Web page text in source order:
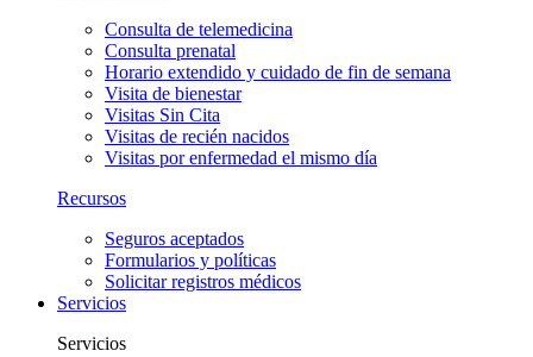
Consulta de telemedicina
Consulta prenatal
Horario extendido y cuidado de fin de semana
Visita de bienestar
Visitas Sin Cita
Visitas de recién nacidos
Visitas por enfermedad el mismo día
Recursos
Seguros aceptados
Formularios y políticas
Solicitar registros médicos
Servicios
Servicios